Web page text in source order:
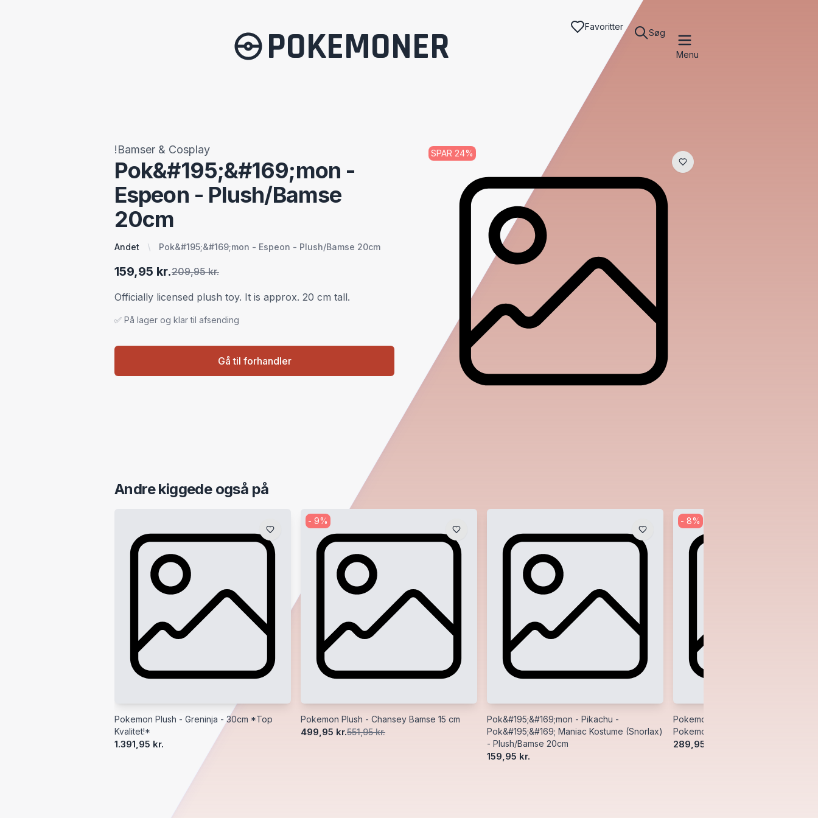
POKEMONER Favoritter
Søg
Menu
!Bamser & Cosplay
Pok&#195;&#169;mon -
Espeon - Plush/Bamse
20cm
Andet Pok&#195;&#169;mon - Espeon - Plush/Bamse 20cm
159,95 kr.209,95 kr.
Officially licensed plush toy. It is approx. 20 cm tall.
✅ På lager og klar til afsending
Gå til forhandler
SPAR 24%
Andre kiggede også på
Pokemon Plush - Greninja - 30cm *Top
Kvalitet!*
1.391,95 kr.
- 9%
Pokemon Plush - Chansey Bamse 15 cm
499,95 kr.551,95 kr.
Pok&#195;&#169;mon - Pikachu -
Pok&#195;&#169; Maniac Kostume (Snorlax)
- Plush/Bamse 20cm
159,95 kr.
- 8%
Pokemon - Pikachu (Sitting Cuties) -
Pokemon Center Plush/Bamse 13cm
289,95 kr.